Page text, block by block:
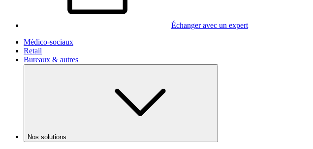
Échanger avec un expert
Médico-sociaux
Retail
Bureaux & autres
Nos solutions